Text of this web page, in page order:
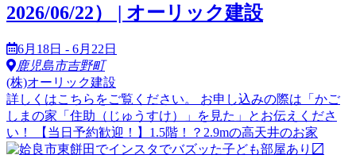
2026/06/22） | オーリック建設
6月18日 - 6月22日
鹿児島市吉野町
(株)オーリック建設
詳しくはこちらをご覧ください。 お申し込みの際は「かご
しまの家「住助（じゅうすけ）」を見た」とお伝えくださ
い！ 【当日予約歓迎！】1.5階！？2.9mの高天井のお家